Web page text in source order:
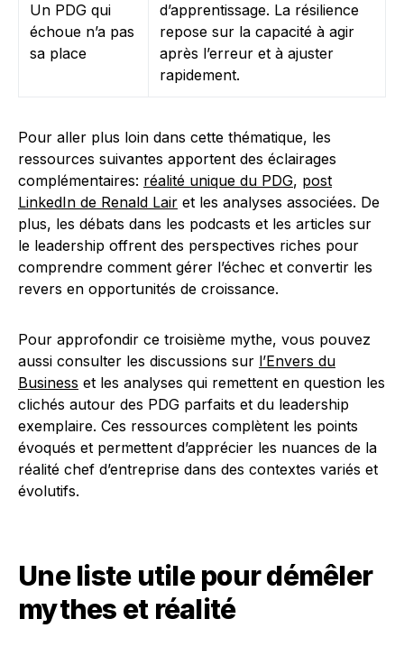
Un PDG qui
échoue n’a pas
sa place
d’apprentissage. La résilience
repose sur la capacité à agir
après l’erreur et à ajuster
rapidement.
Pour aller plus loin dans cette thématique, les
ressources suivantes apportent des éclairages
complémentaires: réalité unique du PDG, post
LinkedIn de Renald Lair et les analyses associées. De
plus, les débats dans les podcasts et les articles sur
le leadership offrent des perspectives riches pour
comprendre comment gérer l’échec et convertir les
revers en opportunités de croissance.
Pour approfondir ce troisième mythe, vous pouvez
aussi consulter les discussions sur l’Envers du
Business et les analyses qui remettent en question les
clichés autour des PDG parfaits et du leadership
exemplaire. Ces ressources complètent les points
évoqués et permettent d’apprécier les nuances de la
réalité chef d’entreprise dans des contextes variés et
évolutifs.
Une liste utile pour démêler
mythes et réalité